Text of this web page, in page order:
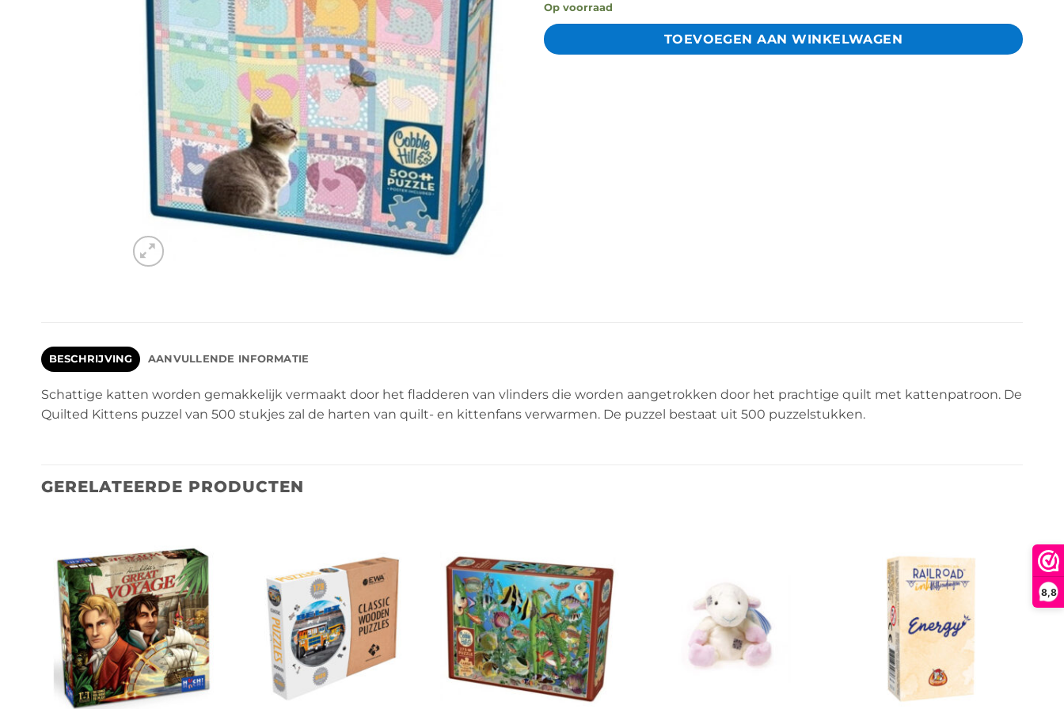
8,8
Op voorraad
TOEVOEGEN AAN WINKELWAGEN
BESCHRIJVING AANVULLENDE INFORMATIE
Schattige katten worden gemakkelijk vermaakt door het fladderen van vlinders die worden aangetrokken door het prachtige quilt met kattenpatroon. De
Quilted Kittens puzzel van 500 stukjes zal de harten van quilt- en kittenfans verwarmen. De puzzel bestaat uit 500 puzzelstukken.
GERELATEERDE PRODUCTEN